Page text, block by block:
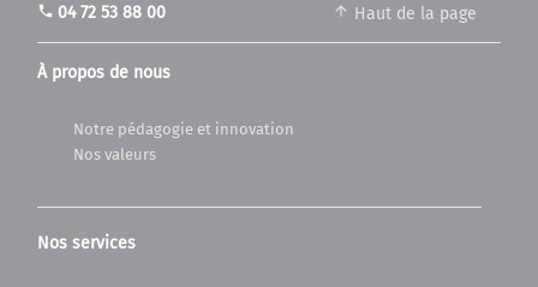
À propos de nous
Notre pédagogie et innovation
Nos valeurs
Nos services
Haut de la page
phone 04 72 53 88 00